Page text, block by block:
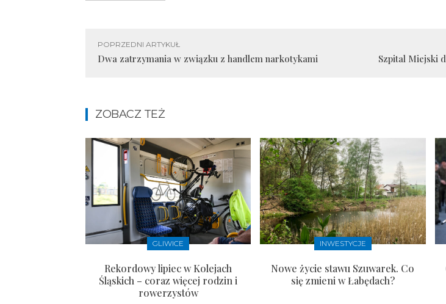
POPRZEDNI ARTYKUŁ
Dwa zatrzymania w związku z handlem narkotykami Szpital Miejski
ZOBACZ TEŻ
GLIWICE
Rekordowy lipiec w Kolejach
Śląskich – coraz więcej rodzin i
rowerzystów
INWESTYCJE
Nowe życie stawu Szuwarek. Co
się zmieni w Łabędach?